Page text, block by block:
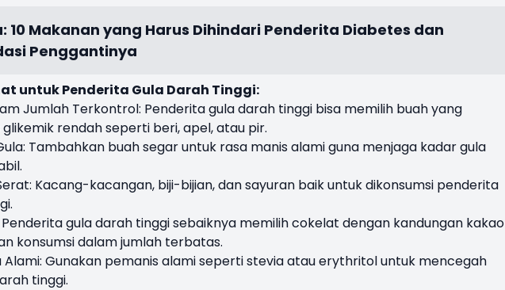
10 Makanan yang Harus Dihindari Penderita Diabetes dan
Penggantinya
untuk Penderita Gula Darah Tinggi:
Jumlah Terkontrol: Penderita gula darah tinggi bisa memilih buah yang
rendah seperti beri, apel, atau pir.
Tambahkan buah segar untuk rasa manis alami guna menjaga kadar gula
Kacang-kacangan, biji-bijian, dan sayuran baik untuk dikonsumsi penderita
gula darah tinggi sebaiknya memilih cokelat dengan kandungan kakao
konsumsi dalam jumlah terbatas.
Alami: Gunakan pemanis alami seperti stevia atau erythritol untuk mencegah
tinggi.